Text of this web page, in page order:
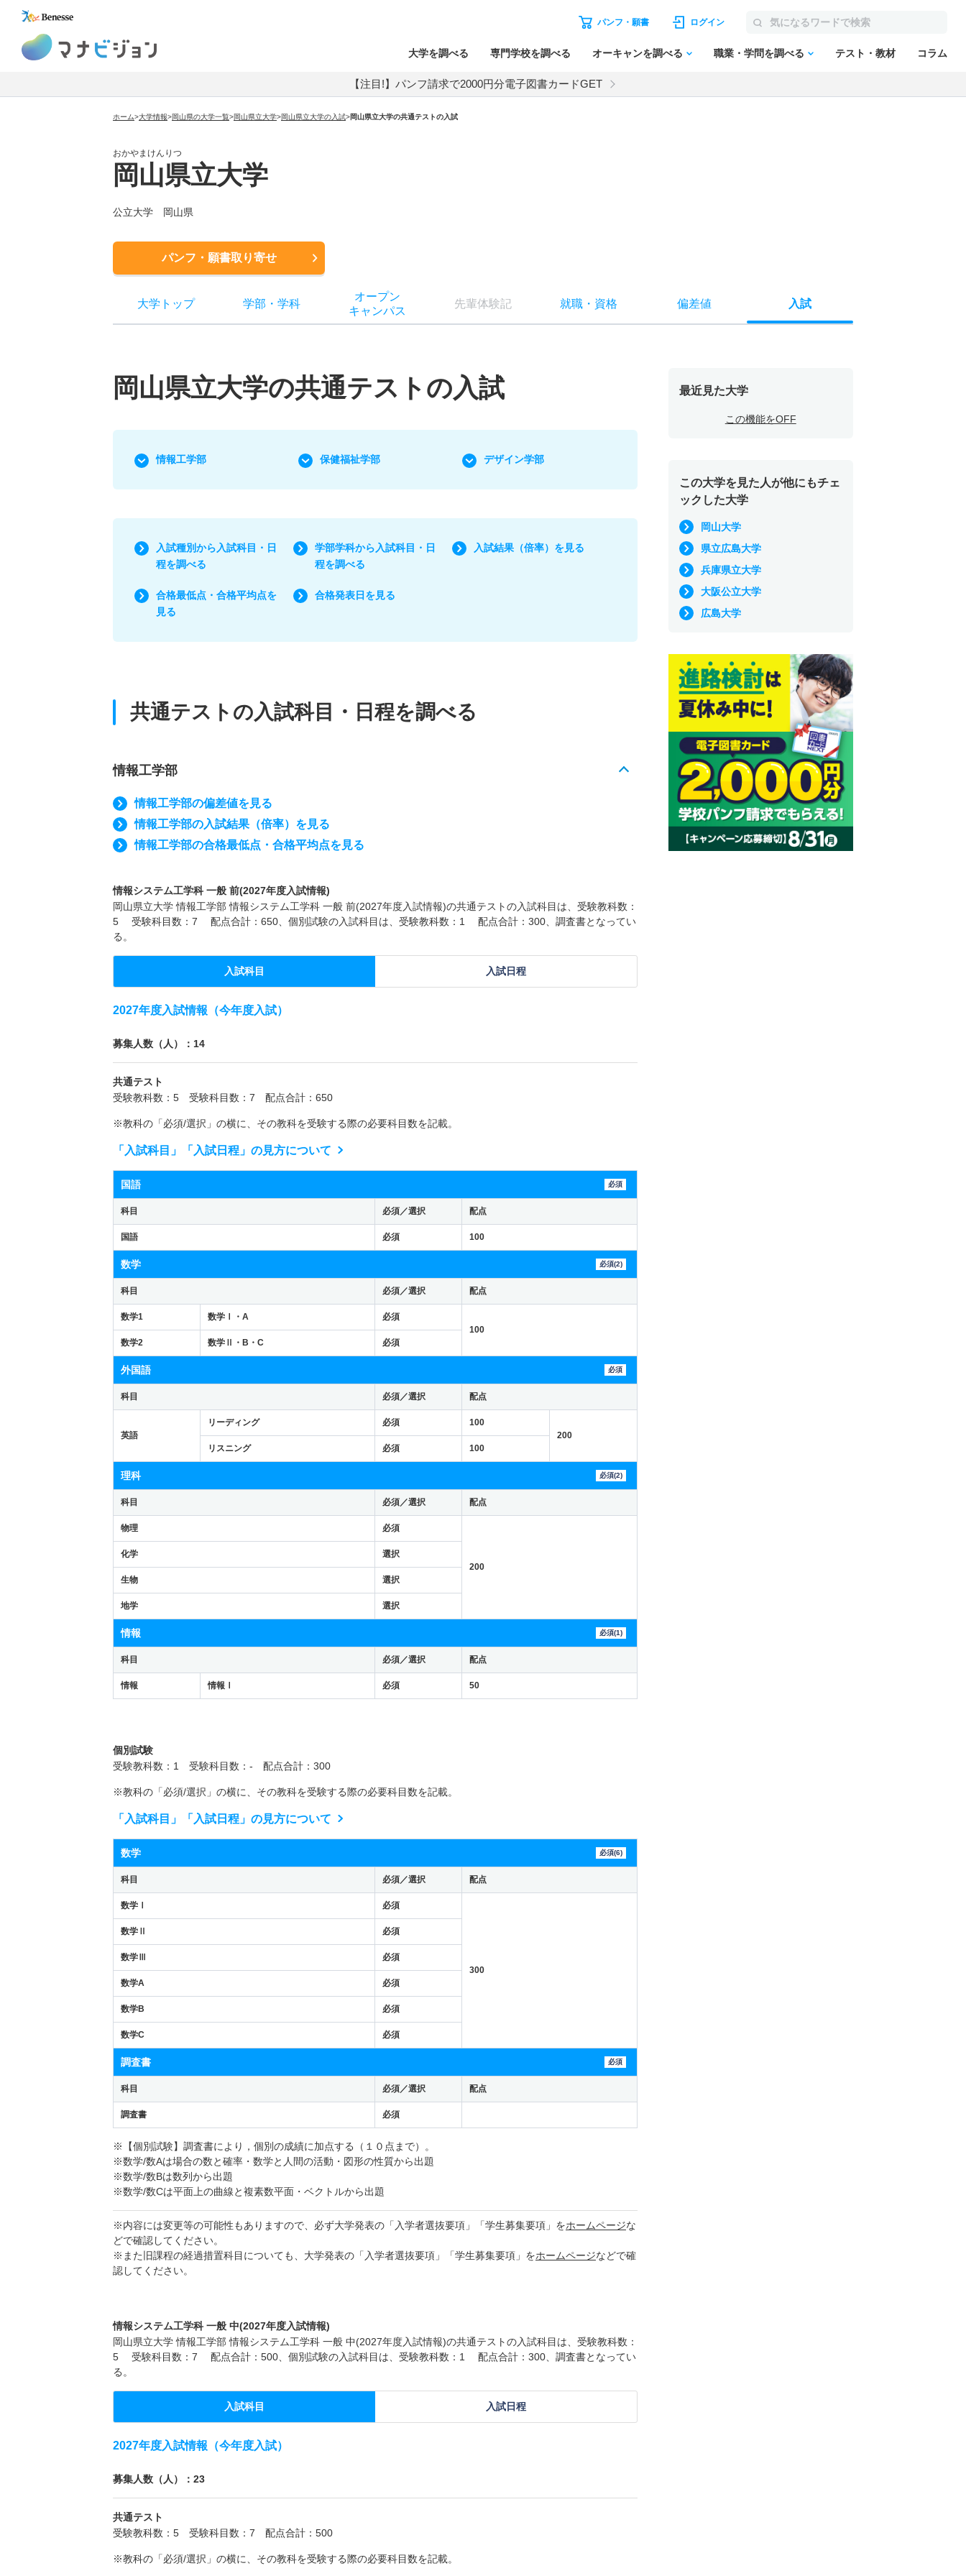
パンフ・願書 ログイン
大学を調べる 専門学校を調べる オーキャンを調べる 職業・学問を調べる テスト・教材 コラム
【注目!】パンフ請求で2000円分電子図書カードGET
ホーム>大学情報>岡山県の大学一覧>岡山県立大学>岡山県立大学の入試>岡山県立大学の共通テストの入試
おかやまけんりつ
岡山県立大学
公立大学 岡山県
パンフ・願書取り寄せ
大学トップ 学部 ・ 学科
オープン
キャンパス
先輩体験記 就職・ 資格 偏差値 入試
岡山県立大学の共通テストの入試
情報工学部 保健福祉学部 デザイン学部
入試種別から入試科目・日
程を調べる
学部学科から入試科目・日
程を調べる
入試結果（倍率）を見る
合格最低点・合格平均点を
見る
合格発表日を見る
共通テストの入試科目・日程を調べる
情報工学部
情報工学部の偏差値を見る
情報工学部の入試結果（倍率）を見る
情報工学部の合格最低点・合格平均点を見る
情報システム工学科 一般 前(2027年度入試情報)
岡山県立大学 情報工学部 情報システム工学科 一般 前(2027年度入試情報)の共通テストの入試科目は、受験教科数：
5 受験科目数：7 配点合計：650、個別試験の入試科目は、受験教科数：1 配点合計：300、調査書となってい
る。
入試科目 入試日程
2027年度入試情報（今年度入試）
募集人数（人）：14
共通テスト
受験教科数：5 受験科目数：7 配点合計：650
※教科の「必須/選択」の横に、その教科を受験する際の必要科目数を記載。
「入試科目」「入試日程」の見方について
国語 必須
科目 必須／選択 配点
国語 必須 100
数学 必須(2)
科目 必須／選択 配点
数学1 数学Ⅰ・A
必須
100
数学2
数学Ⅱ・B・C 必須
外国語 必須
科目 必須／選択 配点
英語
リーディング 必須
100
200
リスニング
必須 100
理科 必須(2)
科目 必須／選択 配点
物理 必須
200
化学 選択
生物 選択
地学 選択
情報 必須(1)
科目 必須／選択 配点
情報 情報Ⅰ 必須 50
個別試験
受験教科数：1 受験科目数：- 配点合計：300
※教科の「必須/選択」の横に、その教科を受験する際の必要科目数を記載。
「入試科目」「入試日程」の見方について
数学 必須(6)
科目 必須／選択 配点
数学Ⅰ 必須
300
数学Ⅱ 必須
数学Ⅲ 必須
数学A 必須
数学B 必須
数学C 必須
調査書 必須
科目 必須／選択 配点
調査書 必須
※【個別試験】調査書により，個別の成績に加点する（１０点まで）。
※数学/数Aは場合の数と確率・数学と人間の活動・図形の性質から出題
※数学/数Bは数列から出題
※数学/数Cは平面上の曲線と複素数平面・ベクトルから出題
※内容には変更等の可能性もありますので、必ず大学発表の「入学者選抜要項」「学生募集要項」をホームページな
どで確認してください。
※また旧課程の経過措置科目についても、大学発表の「入学者選抜要項」「学生募集要項」をホームページなどで確
認してください。
情報システム工学科 一般 中(2027年度入試情報)
岡山県立大学 情報工学部 情報システム工学科 一般 中(2027年度入試情報)の共通テストの入試科目は、受験教科数：
5 受験科目数：7 配点合計：500、個別試験の入試科目は、受験教科数：1 配点合計：300、調査書となってい
る。
入試科目 入試日程
2027年度入試情報（今年度入試）
募集人数（人）：23
共通テスト
受験教科数：5 受験科目数：7 配点合計：500
※教科の「必須/選択」の横に、その教科を受験する際の必要科目数を記載。
最近見た大学
この機能をOFF
この大学を見た人が他にもチェ
ックした大学
岡山大学
県立広島大学
兵庫県立大学
大阪公立大学
広島大学